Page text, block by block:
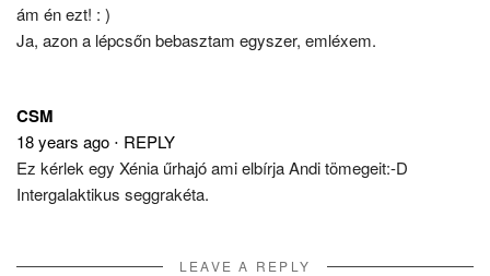
ám én ezt! : )
Ja, azon a lépcsőn bebasztam egyszer, emléxem.
CSM
18 years ago ⋅ REPLY
Ez kérlek egy Xénia űrhajó ami elbírja Andi tömegeit:-D
Intergalaktikus seggrakéta.
LEAVE A REPLY